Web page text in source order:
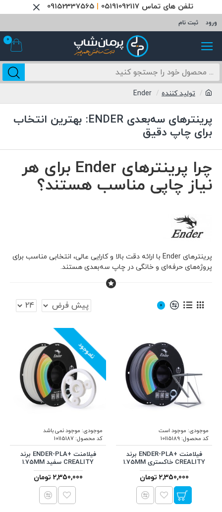
تلفن های تماس 05191092117 09152337565
ورود ثبت نام
0
تولید کننده Ender
پرینترهای سه‌بعدی ENDER: بهترین انتخاب
برای چاپ دقیق
چرا پرینترهای Ender برای هر
نیاز چاپی مناسب هستند؟
پرینترهای Ender با ارائه دقت بالا و کارایی عالی، انتخابی مناسب برای
پروژه‌های حرفه‌ای و خانگی در چاپ سه‌بعدی هستند.
0
موجودی: موجود است
کد محصول: 10115189
فیلامنت +ENDER-PLA برند
CREALITY خاکستری 1.75MM
2,350,000 تومان
ناموجود
موجودی: موجود نمی باشد
کد محصول:10115187
فیلامنت +ENDER-PLA برند
CREALITY سفید 1.75MM
2,350,000 تومان